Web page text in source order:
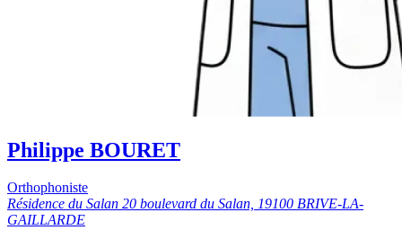
Philippe BOURET
Orthophoniste
Résidence du Salan 20 boulevard du Salan, 19100 BRIVE-LA-
GAILLARDE